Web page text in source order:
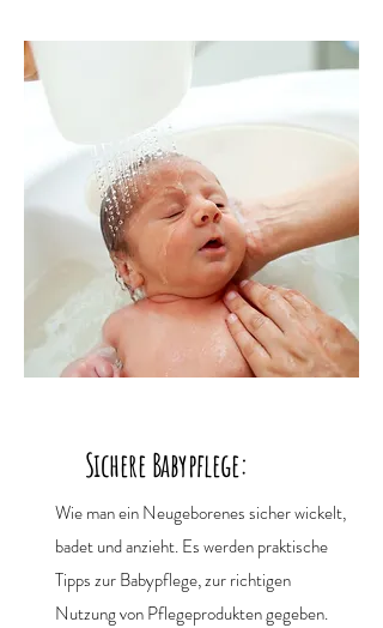
Sichere Babypflege:
Wie man ein Neugeborenes sicher wickelt,
badet und anzieht. Es werden praktische
Tipps zur Babypflege, zur richtigen
Nutzung von Pflegeprodukten gegeben.